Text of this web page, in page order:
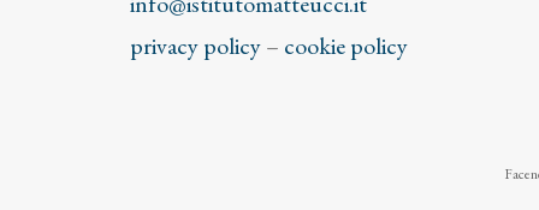
privacy policy– cookie policy